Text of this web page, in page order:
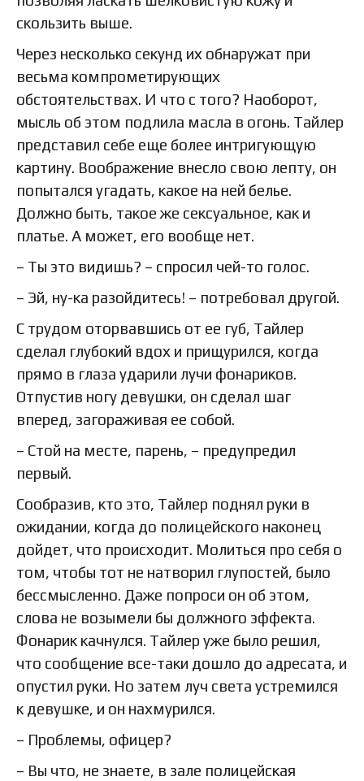
скользить выше.
Через несколько секунд их обнаружат при
весьма компрометирующих
обстоятельствах. И что с того? Наоборот,
мысль об этом подлила масла в огонь. Тайлер
представил себе еще более интригующую
картину. Воображение внесло свою лепту, он
попытался угадать, какое на ней белье.
Должно быть, такое же сексуальное, как и
платье. А может, его вообще нет.
– Ты это видишь? – спросил чей-то голос.
– Эй, ну-ка разойдитесь! – потребовал другой.
С трудом оторвавшись от ее губ, Тайлер
сделал глубокий вдох и прищурился, когда
прямо в глаза ударили лучи фонариков.
Отпустив ногу девушки, он сделал шаг
вперед, загораживая ее собой.
– Стой на месте, парень, – предупредил
первый.
Сообразив, кто это, Тайлер поднял руки в
ожидании, когда до полицейского наконец
дойдет, что происходит. Молиться про себя о
том, чтобы тот не натворил глупостей, было
бессмысленно. Даже попроси он об этом,
слова не возымели бы должного эффекта.
Фонарик качнулся. Тайлер уже было решил,
что сообщение все-таки дошло до адресата, и
опустил руки. Но затем луч света устремился
к девушке, и он нахмурился.
– Проблемы, офицер?
– Вы что, не знаете, в зале полицейская